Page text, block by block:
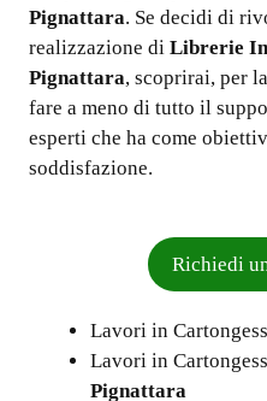
Pignattara. Se decidi di
realizzazione di Librerie
Pignattara, scoprirai, per
fare a meno di tutto il
esperti che ha come
soddisfazione.
Richiedi
Lavori in
Lavori in
Pignattara